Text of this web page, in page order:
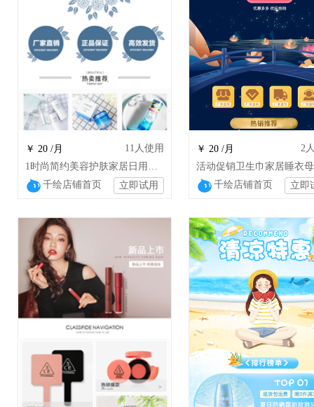
￥ 20 /月 11 人使用
1时尚简约美容护肤家居日用首饰店铺装修
千绘店铺首页
立即试用
￥ 20 /月 2
千绘店铺首页 立即